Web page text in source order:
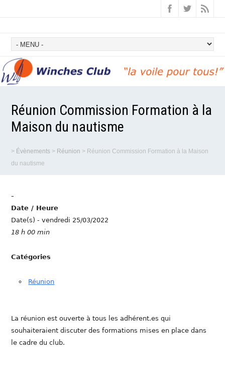
Réunion Commission Formation à la
Maison du nautisme
> Évènements > Réunion > Réunion Commission Formation à la Maison
du nautisme
-
Date / Heure
Date(s) - vendredi 25/03/2022
18 h 00 min
Catégories
Réunion
La réunion est ouverte à tous les adhérent.es qui
souhaiteraient discuter des formations mises en place dans
le cadre du club.